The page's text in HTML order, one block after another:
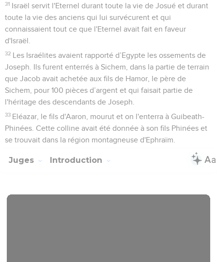
31 Israël servit l'Eternel durant toute la vie de Josué et durant
toute la vie des anciens qui lui survécurent et qui
connaissaient tout ce que l'Eternel avait fait en faveur
d'Israël.
32 Les Israélites avaient rapporté d’Egypte les ossements de
Joseph. Ils furent enterrés à Sichem, dans la partie de terrain
que Jacob avait achetée aux fils de Hamor, le père de
Sichem, pour 100 pièces d’argent et qui faisait partie de
l'héritage des descendants de Joseph.
33 Eléazar, le fils d'Aaron, mourut et on l'enterra à Guibeath-
Phinées. Cette colline avait été donnée à son fils Phinées et
se trouvait dans la région montagneuse d'Ephraïm.
Juges Introduction